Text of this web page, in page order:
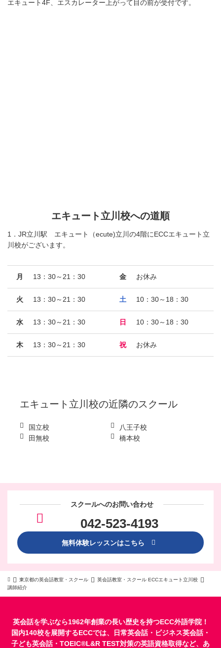
エキュート4F、エスカレーター上がって目の前が受付です。
エキュート立川校への道順
1．JR立川駅 エキュート（ecute)立川の4階にECCエキュート立
川校がございます。
月 13：30～21：30
火 13：30～21：30
水 13：30～21：30
木 13：30～21：30
金 お休み
土 10：30～18：30
日 10：30～18：30
祝 お休み
エキュート立川校の近隣のスクール
国立校
八王子校
田無校
橋本校
スクールへのお問い合わせ
042-523-4193
無料体験レッスンはこちら
東京都の英会話教室・スクール
英会話教室・スクール ECCエキュート立川校
講師紹介
英会話を学ぶなら1962年創業の長い歴史を持つECC外語学院！
国内140校を展開するECCでは、
日常英会話・ ビジネス英会話・
子ども英会話・ TOEIC®L&R TEST対策の英語資格取得など、あ